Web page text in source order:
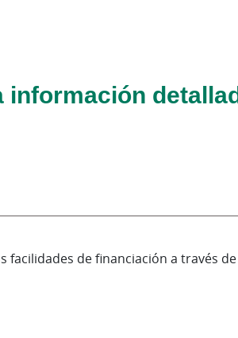
información
facilidades de financiación a través de